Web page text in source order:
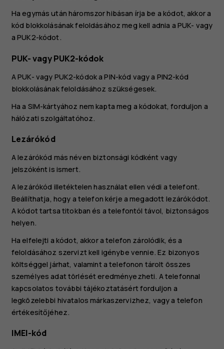
Ha egymás után háromszor hibásan írja be a kódot, akkor a
kód blokkolásának feloldásához meg kell adnia a PUK- vagy
a PUK2-kódot.
PUK- vagy PUK2-kódok
A PUK- vagy PUK2-kódok a PIN-kód vagy a PIN2-kód
blokkolásának feloldásához szükségesek.
Ha a SIM-kártyához nem kapta meg a kódokat, forduljon a
hálózati szolgáltatóhoz.
Lezárókód
A lezárókód más néven biztonsági kódként vagy
jelszóként is ismert.
A lezárókód illetéktelen használat ellen védi a telefont.
Beállíthatja, hogy a telefon kérje a megadott lezárókódot.
A kódot tartsa titokban és a telefontól távol, biztonságos
helyen.
Ha elfelejti a kódot, akkor a telefon zárolódik, és a
feloldásához szervizt kell igénybe vennie. Ez bizonyos
költséggel járhat, valamint a telefonon tárolt összes
személyes adat törlését eredményezheti. A telefonnal
kapcsolatos további tájékoztatásért forduljon a
legközelebbi hivatalos márkaszervizhez, vagy a telefon
értékesítőjéhez.
IMEI-kód